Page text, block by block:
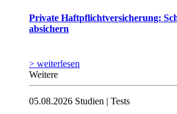
Private Haftpflichtversicherung:
absichern
> weiterlesen
Weitere
05.08.2026 Studien | Tests